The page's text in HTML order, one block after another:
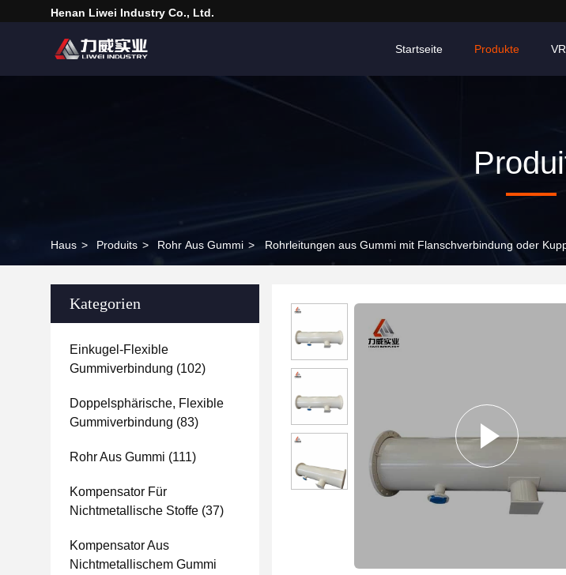
Henan Liwei Industry Co., Ltd.
Startseite Produkte
Haus > Produits > Rohr Aus Gummi > Rohrleitungen aus Gummi mit Flanschverbindung oder
Kategorien
Einkugel-Flexible
Gummiverbindung (102)
Doppelsphärische, Flexible
Gummiverbindung (83)
Rohr Aus Gummi (111)
Kompensator Für
Nichtmetallische Stoffe (37)
Kompensator Aus
Nichtmetallischem Gummi